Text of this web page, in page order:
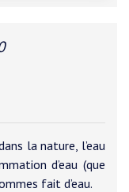
la nature, l’eau
d’eau (que
fait d’eau.